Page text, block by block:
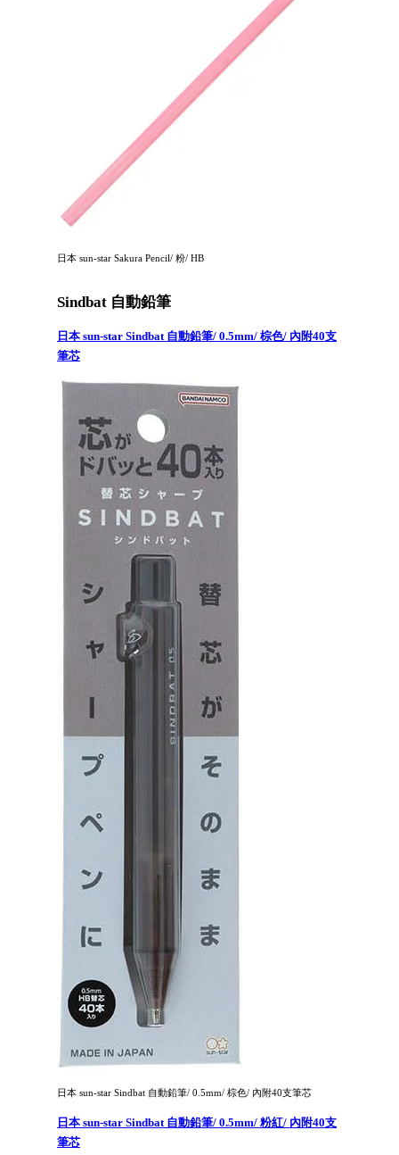
日本 sun-star Sakura Pencil/ 粉/ HB
Sindbat 自動鉛筆
日本 sun-star Sindbat 自動鉛筆/ 0.5mm/ 棕色/ 內附40支
筆芯
日本 sun-star Sindbat 自動鉛筆/ 0.5mm/ 棕色/ 內附40支筆芯
日本 sun-star Sindbat 自動鉛筆/ 0.5mm/ 粉紅/ 內附40支
筆芯